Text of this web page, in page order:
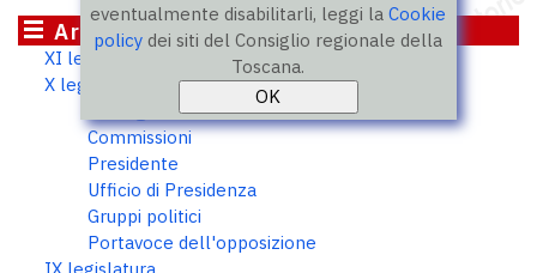
eventualmente disabilitarli, leggi laCookie
policy dei siti del Consiglio regionale della
Toscana.
Archivio storico
XI legislatura
X legislatura
Consiglieri
Commissioni
Presidente
Ufficio di Presidenza
Gruppi politici
Portavoce dell'opposizione